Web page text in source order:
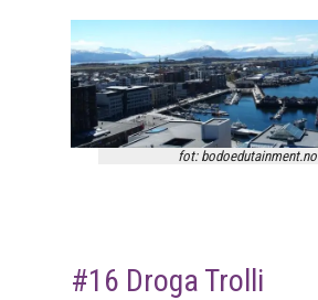
fot: bodoedutainment.no
#16 Droga Trolli